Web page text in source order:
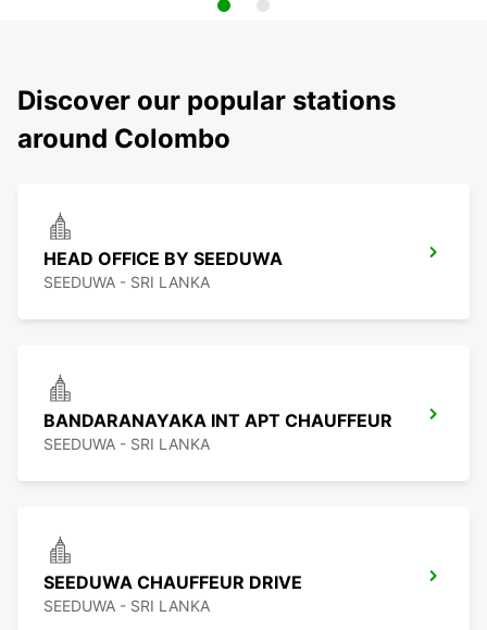
Discover our popular stations
around Colombo
HEAD OFFICE BY SEEDUWA
SEEDUWA - SRI LANKA
BANDARANAYAKA INT APT CHAUFFEUR
SEEDUWA - SRI LANKA
SEEDUWA CHAUFFEUR DRIVE
SEEDUWA - SRI LANKA